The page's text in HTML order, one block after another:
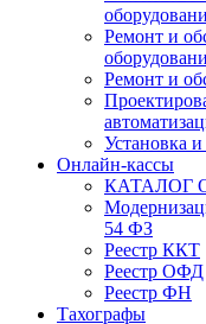
Ремонт и
Ремонт и
Установка
Онлайн-кассы
КАТАЛОГ
54 ФЗ
Реестр ККТ
Реестр ОФД
Реестр ФН
Тахографы